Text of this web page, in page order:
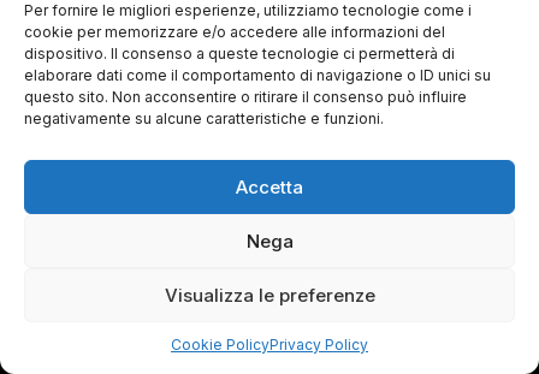
Per fornire le migliori esperienze, utilizziamo tecnologie come i
cookie per memorizzare e/o accedere alle informazioni del
dispositivo. Il consenso a queste tecnologie ci permetterà di
elaborare dati come il comportamento di navigazione o ID unici su
questo sito. Non acconsentire o ritirare il consenso può influire
negativamente su alcune caratteristiche e funzioni.
Accetta
Nega
Visualizza le preferenze
Cookie PolicyPrivacy Policy